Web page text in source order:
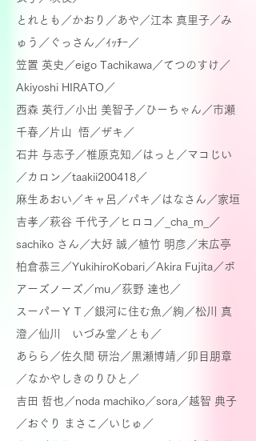
とれとも／かおり／ あや／江本 真里子／み
ゅう／ぐっさん／ｲｯﾁｰ／
笠置 英史／eigo Tachikawa／ てつのすけ／
Akiyoshi HIRATO／
西森 英行／小出 美智子／ひーちゃん／市瀬
千春／片山 悟／ザキ／
石井 与志子／椎原克知／はっと／マコじい
／カロン／taakii200418／
麻生あおい／ キャ呂／パキ／はなさん／家垣
吉孝／萩谷 千代子／ ヒロコ／_cha_m_／
sachiko さん／大好 誠／植竹 明彦／末広亭
柏倉恭三／YukihiroKobari／Akira Fujita／ボ
アーズノーズ／mu／荻野 達也／
スーパーＹＴ／銀河に住む魚／絢／松川 真
澄／仙川 いづみ堂／ とも／
あ らら／佐久間 研治／黒瀬博靖／卯目朋章
／なかやしきのりひと／
吉田 哲也／noda machiko／sora／越智 典子
／おぐり まさこ／いじゅ／